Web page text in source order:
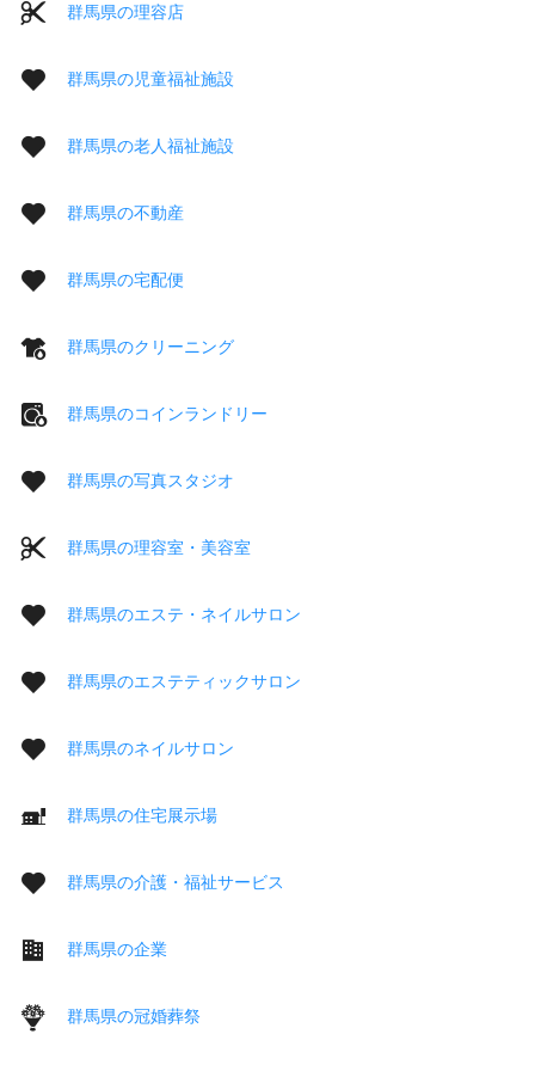
群馬県の理容店
群馬県の児童福祉施設
群馬県の老人福祉施設
群馬県の不動産
群馬県の宅配便
群馬県のクリーニング
群馬県のコインランドリー
群馬県の写真スタジオ
群馬県の理容室・美容室
群馬県のエステ・ネイルサロン
群馬県のエステティックサロン
群馬県のネイルサロン
群馬県の住宅展示場
群馬県の介護・福祉サービス
群馬県の企業
群馬県の冠婚葬祭